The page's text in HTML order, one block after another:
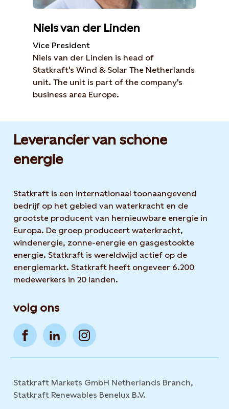
Niels van der Linden
Vice President
Niels van der Linden is head of
Statkraft's Wind & Solar The Netherlands
unit. The unit is part of the company's
business area Europe.
Leverancier van schone
energie
Statkraft is een internationaal toonaangevend
bedrijf op het gebied van waterkracht en de
grootste producent van hernieuwbare energie in
Europa. De groep produceert waterkracht,
windenergie, zonne-energie en gasgestookte
energie. Statkraft is wereldwijd actief op de
energiemarkt. Statkraft heeft ongeveer 6.200
medewerkers in 20 landen.
volg ons
Statkraft Markets GmbH Netherlands Branch,
Statkraft Renewables Benelux B.V.